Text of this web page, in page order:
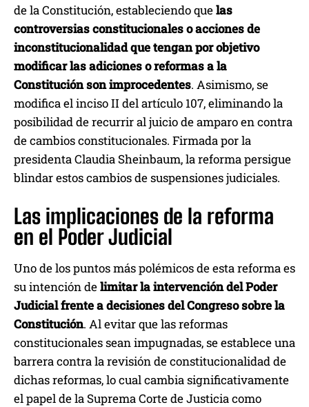
de la Constitución, estableciendo quelas
controversias constitucionales o acciones de
inconstitucionalidad que tengan por objetivo
modificar las adiciones o reformas a la
Constitución son improcedentes. Asimismo, se
modifica el inciso II del artículo 107, eliminando la
posibilidad de recurrir al juicio de amparo en contra
de cambios constitucionales. Firmada por la
presidenta Claudia Sheinbaum, la reforma persigue
blindar estos cambios de suspensiones judiciales.
Las implicaciones de la reforma
en el Poder Judicial
Uno de los puntos más polémicos de esta reforma es
su intención delimitar la intervención del Poder
Judicial frente a decisiones del Congreso sobre la
Constitución. Al evitar que las reformas
constitucionales sean impugnadas, se establece una
barrera contra la revisión de constitucionalidad de
dichas reformas, lo cual cambia significativamente
el papel de la Suprema Corte de Justicia como